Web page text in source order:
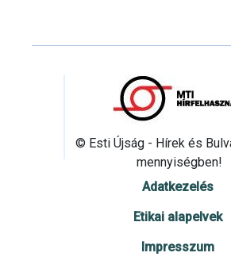
© Esti Újság - Hírek és
mennyiségben!
Adatkezelés
Etikai alapelvek
Impresszum